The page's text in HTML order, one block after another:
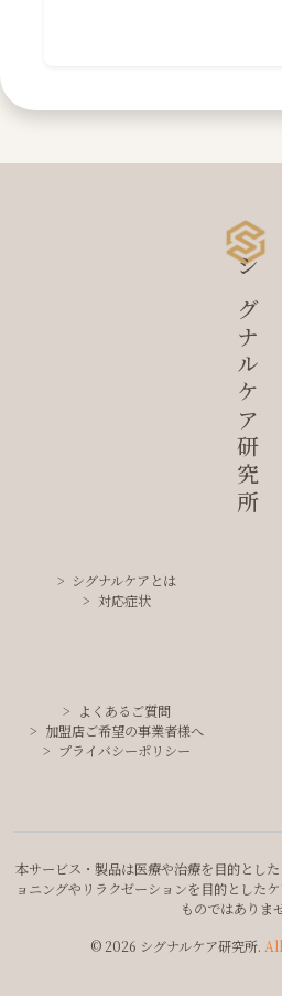
シグナルケア研究所
シグナルケアとは
対応症状
よくあるご質問
加盟店ご希望の事業者様へ
プライバシーポリシー
本サービス・製品は医療や治療を目的とし
ョニングやリラクゼーションを目的とした
ものではありま
© 2026 シグナルケア研究所.